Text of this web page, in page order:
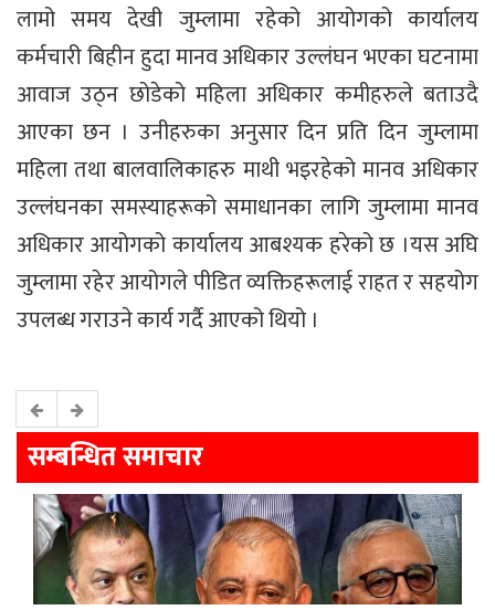
लामो समय देखी जुम्लामा रहेको आयोगको कार्यालय
कर्मचारी बिहीन हुदा मानव अधिकार उल्लंघन भएका घटनामा
आवाज उठ्न छोडेको महिला अधिकार कमीहरुले बताउदै
आएका छन । उनीहरुका अनुसार दिन प्रति दिन जुम्लामा
महिला तथा बालवालिकाहरु माथी भइरहेको मानव अधिकार
उल्लंघनका समस्याहरूको समाधानका लागि जुम्लामा मानव
अधिकार आयोगको कार्यालय आबश्यक हरेको छ ।यस अघि
जुम्लामा रहेर आयोगले पीडित व्यक्तिहरूलाई राहत र सहयोग
उपलब्ध गराउने कार्य गर्दै आएको थियो ।
सम्बन्धित समाचार